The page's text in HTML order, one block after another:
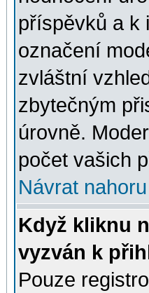
příspěvků a k
označení
zvláštní
zbytečným
úrovně.
počet vašich
Návrat nahoru
Když kliknu
vyzván k
Pouze